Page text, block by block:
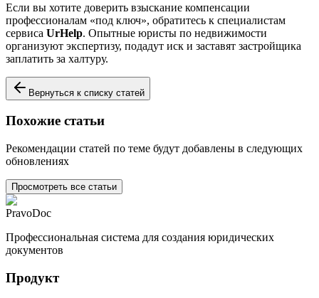
Если вы хотите доверить взыскание компенсации
профессионалам «под ключ», обратитесь к специалистам
сервиса UrHelp. Опытные юристы по недвижимости
организуют экспертизу, подадут иск и заставят застройщика
заплатить за халтуру.
Вернуться к списку статей
Похожие статьи
Рекомендации статей по теме будут добавлены в следующих
обновлениях
Просмотреть все статьи
PravoDoc
Профессиональная система для создания юридических
документов
Продукт